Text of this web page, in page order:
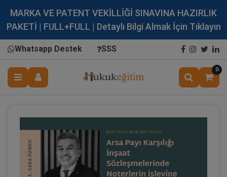
MARKA VE PATENT VEKİLLİĞİ SINAVINA HAZIRLIK
PAKETİ | FULL+FULL | Detaylı Bilgi Almak İçin Tıklayın
Whatsapp Destek SSS
0